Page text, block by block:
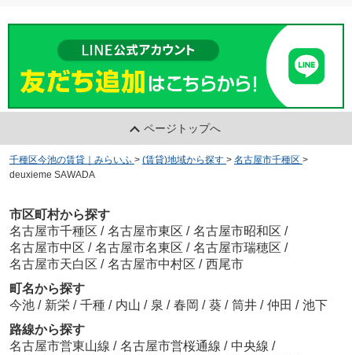
ページトップへ
千種区今池の賃貸｜みらいふ > (賃貸)地域から探す > 名古屋市千種区 >
deuxieme SAWADA
市区町村から探す
名古屋市千種区 / 名古屋市東区 / 名古屋市昭和区 /
名古屋市中区 / 名古屋市名東区 / 名古屋市瑞穂区 /
名古屋市天白区 / 名古屋市中村区 / 西尾市
町名から探す
今池 / 新栄 / 千種 / 内山 / 泉 / 春岡 / 葵 / 筒井 / 仲田 / 池下
路線から探す
名古屋市営東山線 / 名古屋市営桜通線 / 中央線 /